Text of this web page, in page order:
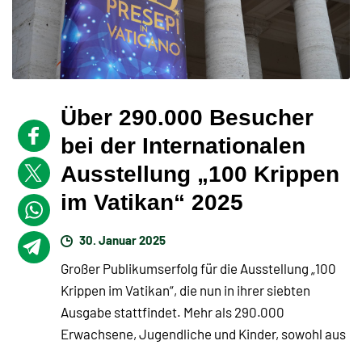
Über 290.000 Besucher
bei der Internationalen
Ausstellung „100 Krippen
im Vatikan“ 2025
30. Januar 2025
Großer Publikumserfolg für die Ausstellung „100
Krippen im Vatikan“, die nun in ihrer siebten
Ausgabe stattfindet. Mehr als 290.000
Erwachsene, Jugendliche und Kinder, sowohl aus